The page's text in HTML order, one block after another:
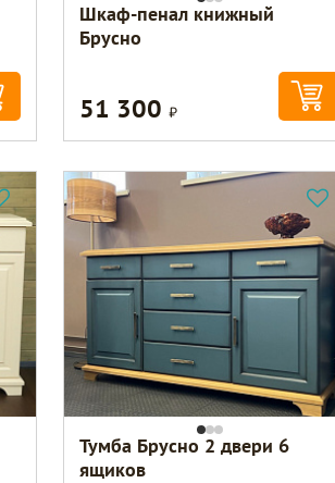
Шкаф-пенал книжный
Брусно
51 300 Р
Тумба Брусно 2 двери 6
ящиков